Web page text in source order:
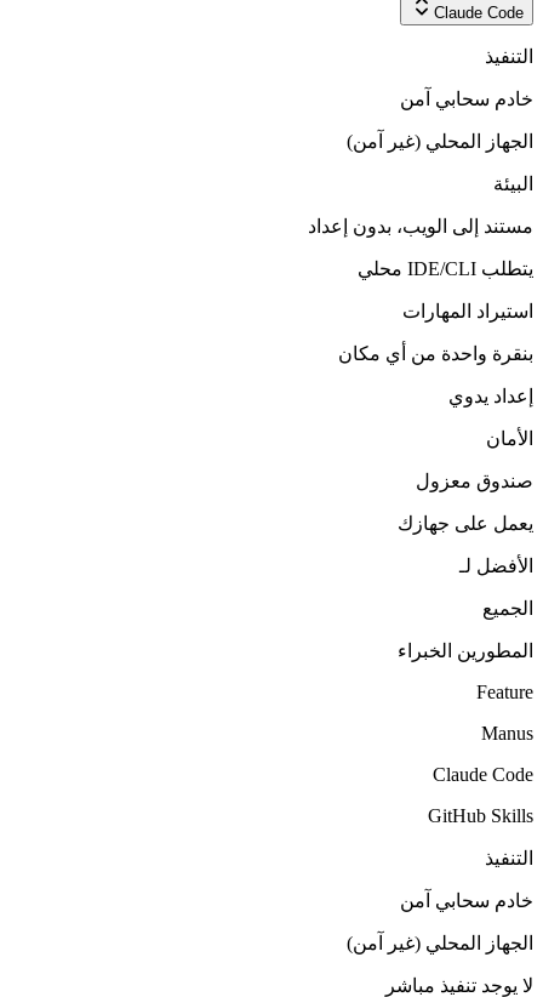
Claude Code
التنفيذ
خادم سحابي آمن
الجهاز المحلي (غير آمن)
البيئة
مستند إلى الويب، بدون إعداد
يتطلب IDE/CLI محلي
استيراد المهارات
بنقرة واحدة من أي مكان
إعداد يدوي
الأمان
صندوق معزول
يعمل على جهازك
الأفضل لـ
الجميع
المطورين الخبراء
Feature
Manus
Claude Code
GitHub Skills
التنفيذ
خادم سحابي آمن
الجهاز المحلي (غير آمن)
لا يوجد تنفيذ مباشر